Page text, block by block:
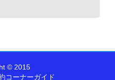
© 2015
コーナーガイド